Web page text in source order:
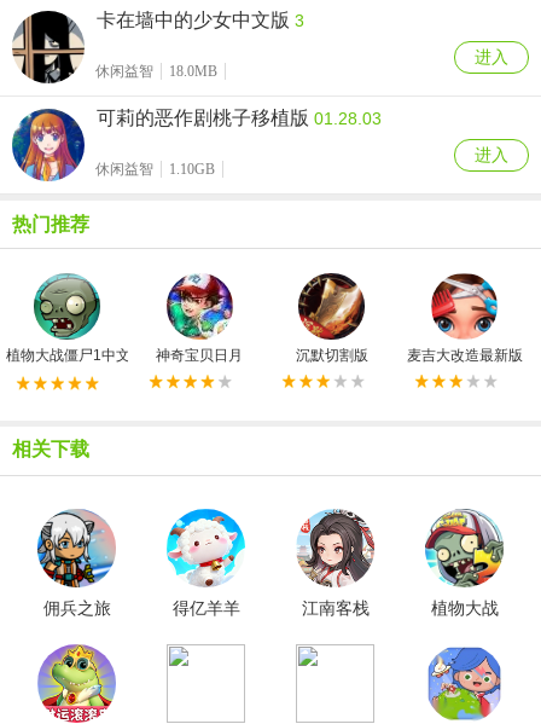
卡在墙中的少女中文版 3
休闲益智 18.0MB
进入
可莉的恶作剧桃子移植版 01.28.03
休闲益智 1.10GB
进入
热门推荐
植物大战僵尸1中文原版神奇宝贝日月 沉默切割版 麦吉大改造最新版
相关下载
佣兵之旅
得亿羊羊
江南客栈
植物大战
2shuttle版